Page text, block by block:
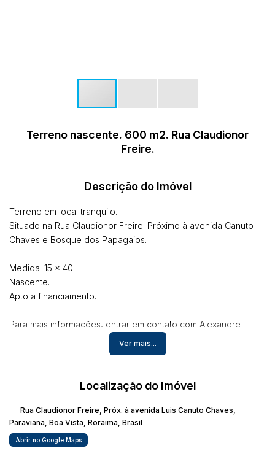
Terreno nascente. 600 m2. Rua Claudionor
Freire.
Descrição do Imóvel
Terreno em local tranquilo.
Situado na Rua Claudionor Freire. Próximo à avenida Canuto
Chaves e Bosque dos Papagaios.
Medida: 15 x 40
Nascente.
Apto a financiamento.
Para mais informações, entrar em contato com Alexandre
Freitas Imob. Creci RR 450 J. Fone: (95) 99121-9100.
Ver mais...
Localização do Imóvel
Rua Claudionor Freire Próx. à avenida Luis Canuto Chaves
Paraviana Boa Vista Roraima Brasil
Abrir no Google Maps